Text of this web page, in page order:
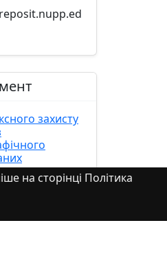
на сторінці Політика
захисту
роботи